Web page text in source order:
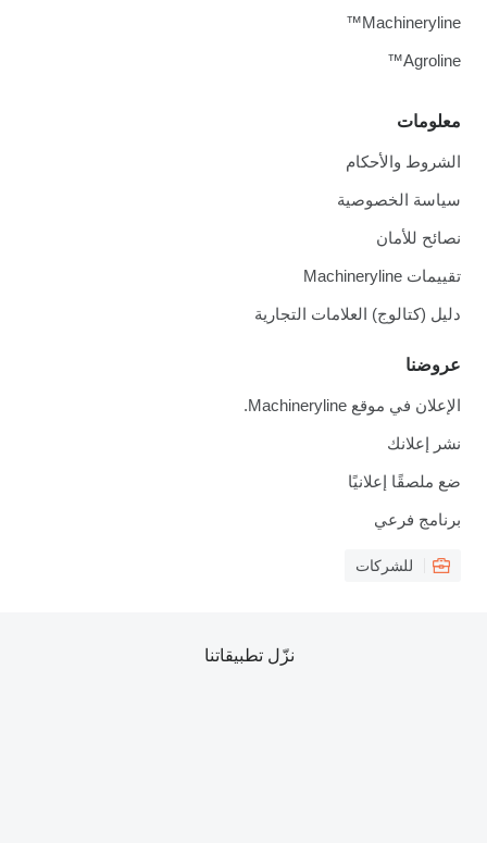
معلومات
الشروط والأحكام
سياسة الخصوصية
نصائح للأمان
تقييمات Machineryline
دليل (كتالوج) العلامات التجارية
عروضنا
الإعلان في موقع Machineryline.
نشر إعلانك
ضع ملصقًا إعلانيًا
برنامج فرعي
للشركات
Machineryline™
Agroline™
نزّل تطبيقاتنا